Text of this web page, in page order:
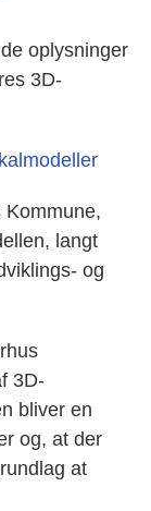
oplysninger
3D-
Kommune,
langt
og
3D-
bliver en
og, at der
at